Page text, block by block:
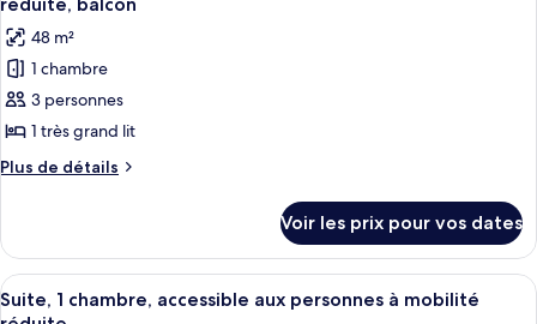
lit,
balcon
très
grand
lit,
balcon
les
photos
pour
ce
type
de
1
très
grand
48 m²
1 chambre
3 personnes
1 très grand lit
Plus de détails
Plus
le
type
de
chambre
Voir les prix pour vos dates
Afficher
toutes
Une chambre d’hôtel avec un lit,
11
Suite, 1 chambre, accessible aux personnes à mobilité